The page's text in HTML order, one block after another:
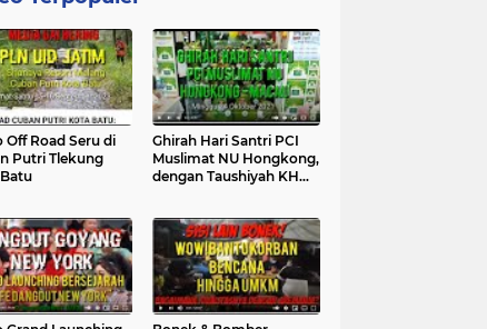
Off Road Seru di
Putri Tlekung
Ghirah Hari Santri PCI
Muslimat NU Hongkong,
dengan Taushiyah KH